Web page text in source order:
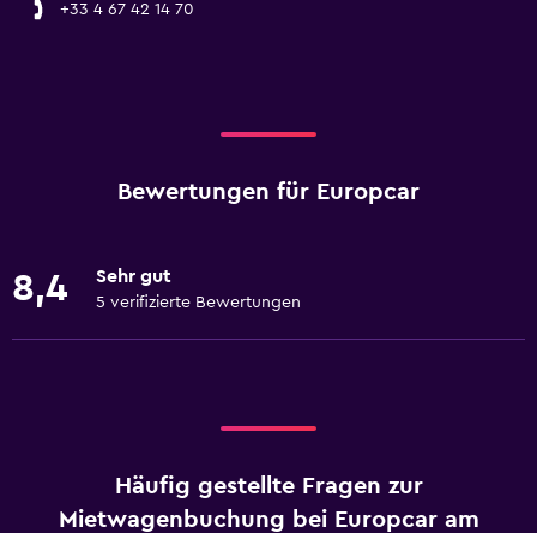
+33 4 67 42 14 70
Bewertungen für Europcar
8,4 Sehr gut
5 verifizierte Bewertungen
Häufig gestellte Fragen zur
Mietwagenbuchung bei Europcar am